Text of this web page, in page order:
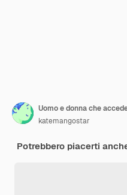
Uomo e donna che
katemangostar
Potrebbero piacerti